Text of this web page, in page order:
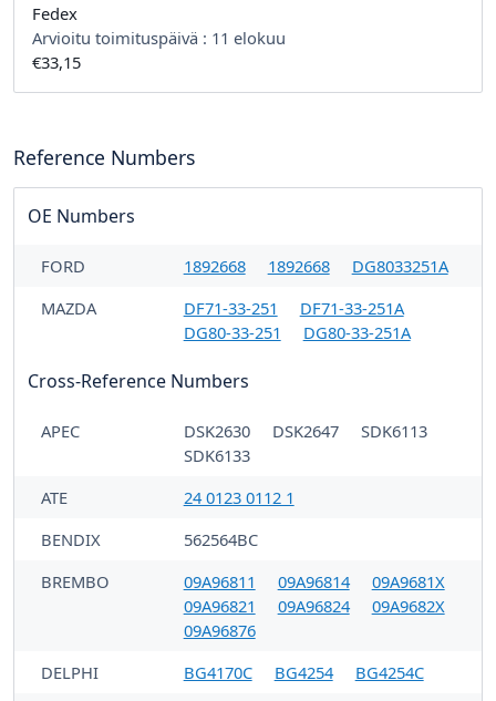
Fedex
Arvioitu toimituspäivä : 11 elokuu
€33,15
Reference Numbers
OE Numbers
FORD 1892668 1892668
DG8033251A
MAZDA
DF71-33-251
DF71-33-251A
DG80-33-251
DG80-33-251A
Cross-Reference Numbers
APEC DSK2630 DSK2647
SDK6113
SDK6133
ATE
24 0123 0112 1
BENDIX
562564BC
BREMBO
09A96811 09A96814
09A9681X
09A96821
09A96824
09A9682X
09A96876
DELPHI
BG4170C BG4254
BG4254C